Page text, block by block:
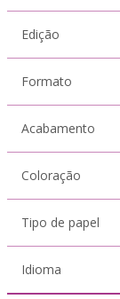
Edição
Formato
Acabamento
Coloração
Tipo de papel
Idioma